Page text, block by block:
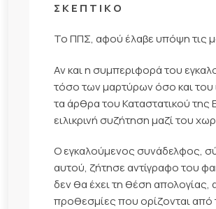
Σ Κ Ε Π Τ Ι Κ Ο
To ΠΠΣ, αφού έλαβε υπόψη τις
Αν και η συμπεριφορά του
τόσο των μαρτύρων όσο και του
τα άρθρα του Καταστατικού
ειλικρινή συζήτηση μαζί του
Ο εγκαλούμενος συνάδελφος,
αυτού, ζήτησε αντίγραφο του
δεν θα έχει τη θέση απολογίας,
προθεσμίες που ορίζονται